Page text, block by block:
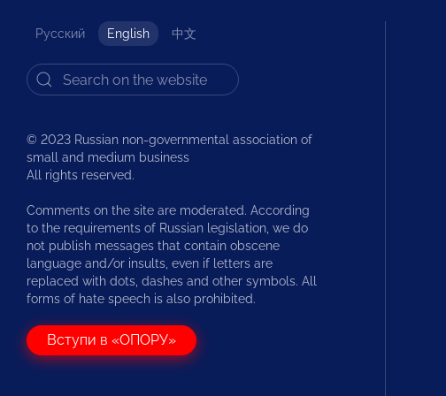
Русский English 中文
© 2023 Russian non-governmental association of
small and medium business
All rights reserved.
Comments on the site are moderated. According
to the requirements of Russian legislation, we do
not publish messages that contain obscene
language and/or insults, even if letters are
replaced with dots, dashes and other symbols. All
forms of hate speech is also prohibited.
Вступи в «ОПОРУ»